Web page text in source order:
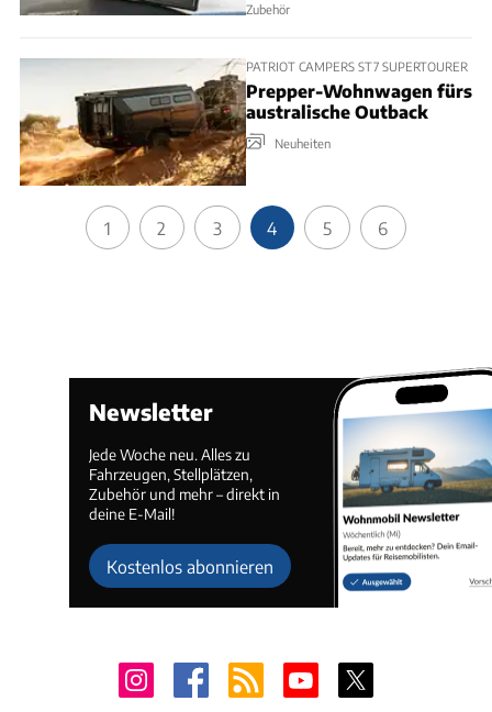
Zubehör
PATRIOT CAMPERS ST7 SUPERTOURER
Prepper-Wohnwagen fürs
australische Outback
Neuheiten
1 2 3 4 5 6
Newsletter
Jede Woche neu. Alles zu
Fahrzeugen, Stellplätzen,
Zubehör und mehr – direkt in
deine E-Mail!
Kostenlos abonnieren